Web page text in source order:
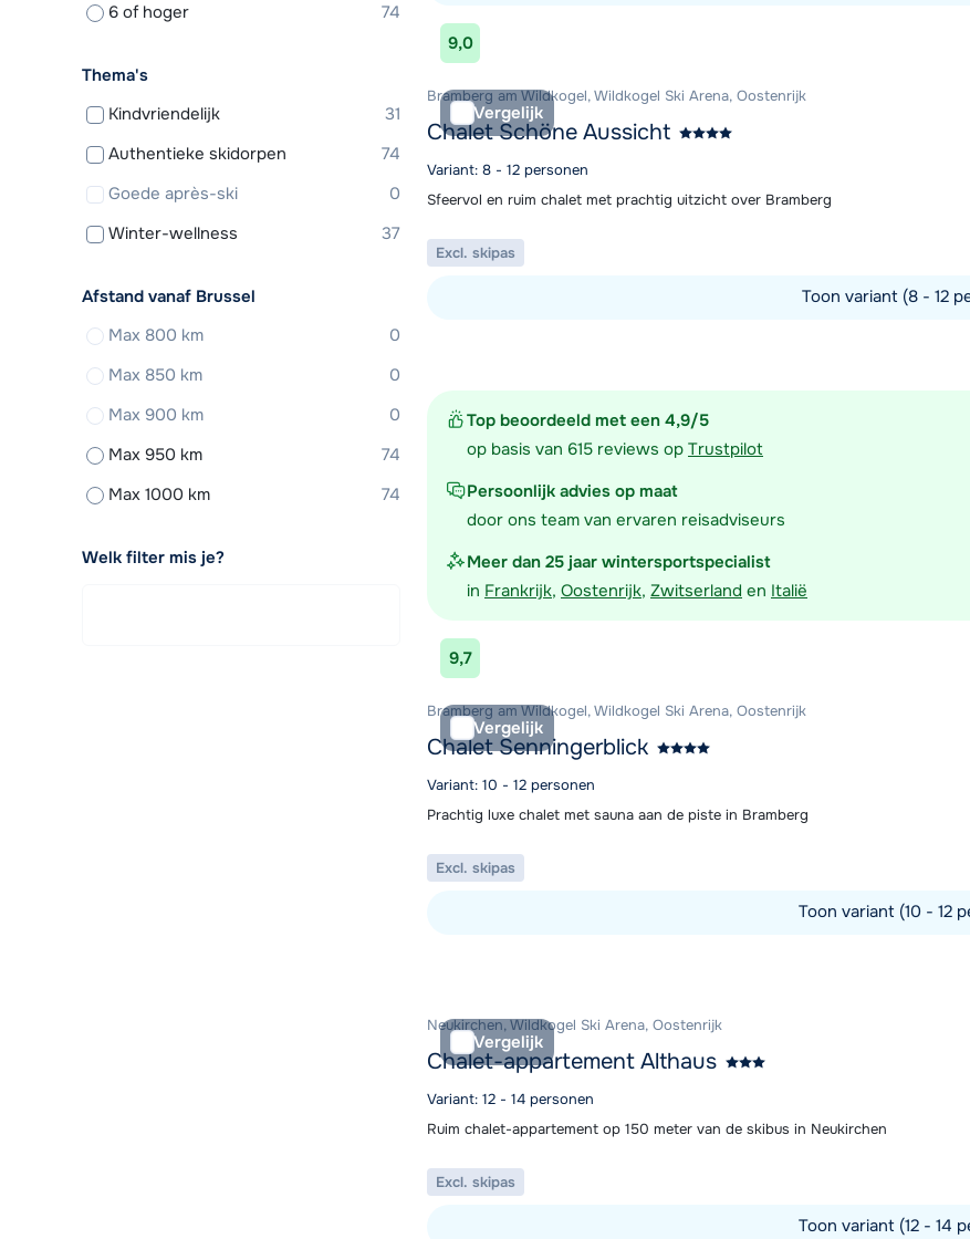
Top beoordeeld met een 4,9/5
op basis van 615 reviews op Trustpilot
Persoonlijk advies op maat
door ons team van ervaren reisadviseurs
Meer dan 25 jaar wintersportspecialist
in Frankrijk, Oostenrijk, Zwitserland en Italië
Bekijk accommodatie
9,0
Vergelijk
Bramberg am Wildkogel, Wildkogel Ski Arena, Oostenrijk
Chalet Schöne Aussicht
Variant: 8 - 12 personen
Sfeervol en ruim chalet met prachtig uitzicht over Bramberg
Excl. skipas
Toon variant (8 - 12
9,7
Vergelijk
Bramberg am Wildkogel, Wildkogel Ski Arena, Oostenrijk
Chalet Senningerblick
Variant: 10 - 12 personen
Prachtig luxe chalet met sauna aan de piste in Bramberg
Excl. skipas
Toon variant (10 - 12
Vergelijk
Neukirchen, Wildkogel Ski Arena, Oostenrijk
Chalet-appartement Althaus
Variant: 12 - 14 personen
Ruim chalet-appartement op 150 meter van de skibus in Neukirchen
Excl. skipas
Toon variant (12 - 14
6 of hoger
74
Thema's
Kindvriendelijk
31
Authentieke skidorpen
74
Goede après-ski
0
Winter-wellness
37
Afstand vanaf Brussel
Max 800 km
0
Max 850 km
0
Max 900 km
0
Max 950 km
74
Max 1000 km
74
Welk filter mis je?